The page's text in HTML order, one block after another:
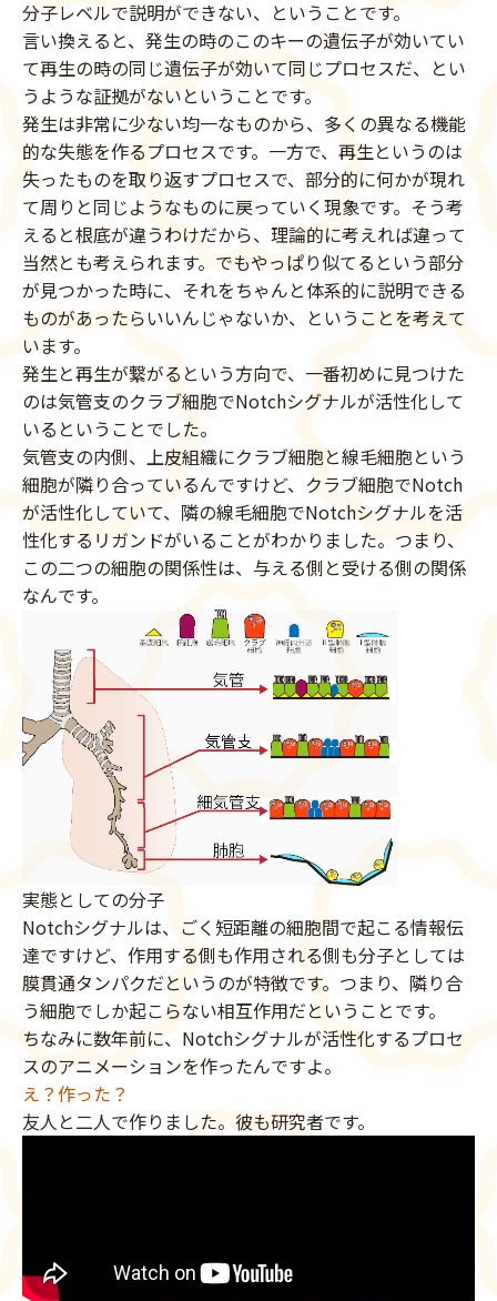
分子レベルで説明ができない、ということです。
言い換えると、発生の時のこのキーの遺伝子が効いてい
て再生の時の同じ遺伝子が効いて同じプロセスだ、とい
うような証拠がないということです。
発生は非常に少ない均一なものから、多くの異なる機能
的な失態を作るプロセスです。一方で、再生というのは
失ったものを取り返すプロセスで、部分的に何かが現れ
て周りと同じようなものに戻っていく現象です。そう考
えると根底が違うわけだから、理論的に考えれば違って
当然とも考えられます。でもやっぱり似てるという部分
が見つかった時に、それをちゃんと体系的に説明できる
ものがあったらいいんじゃないか、ということを考えて
います。
発生と再生が繋がるという方向で、一番初めに見つけた
のは気管支のクラブ細胞でNotchシグナルが活性化して
いるということでした。
気管支の内側、上皮組織にクラブ細胞と線毛細胞という
細胞が隣り合っているんですけど、クラブ細胞でNotch
が活性化していて、隣の線毛細胞でNotchシグナルを活
性化するリガンドがいることがわかりました。つまり、
この二つの細胞の関係性は、与える側と受ける側の関係
なんです。
実態としての分子
Notchシグナルは、ごく短距離の細胞間で起こる情報伝
達ですけど、作用する側も作用される側も分子としては
膜貫通タンパクだというのが特徴です。つまり、隣り合
う細胞でしか起こらない相互作用だということです。
ちなみに数年前に、Notchシグナルが活性化するプロセ
スのアニメーションを作ったんですよ。
え？作った？
友人と二人で作りました。彼も研究者です。